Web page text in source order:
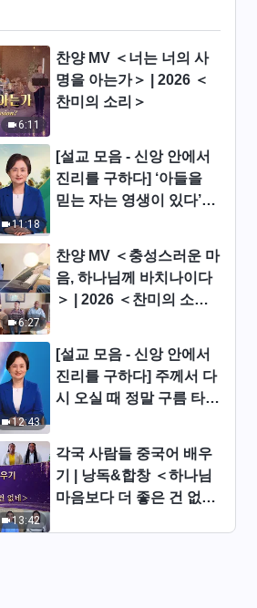
일의 하나님 말씀 ― 말세 심
| 발췌문 92
일의 하나님 말씀 ― 말세 심
| 발췌문 93
일의 하나님 말씀 ― 말세 심
| 발췌문 95
일의 하나님 말씀 ― 말세 심
| 발췌문 97
일의 하나님 말씀 ― 말세 심
| 발췌문 98
6:11
찬양 MV ＜너는 너의 사
명을 아는가＞ | 2026 ＜
찬미의 소리＞
11:18
[설교 모음 - 신앙 안에서
진리를 구하다] ‘아들을
믿는 자는 영생이 있다’는
6:27
찬양 MV ＜충성스러운 마
음, 하나님께 바치나이다
＞ | 2026 ＜찬미의 소리
12:43
[설교 모음 - 신앙 안에서
진리를 구하다] 주께서 다
시 오실 때 정말 구름 타고
13:42
각국 사람들 중국어 배우
기 | 낭독&합창 ＜하나님
마음보다 더 좋은 건 없네